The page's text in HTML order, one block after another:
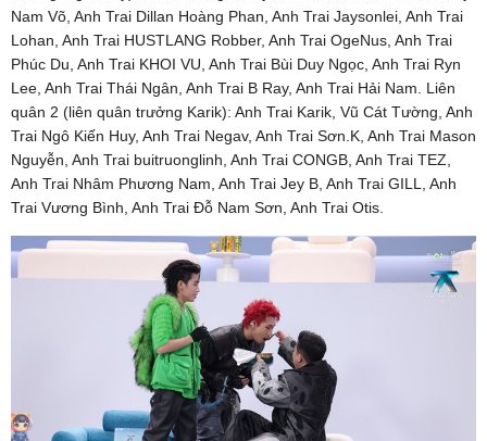
Nam Võ, Anh Trai Dillan Hoàng Phan, Anh Trai Jaysonlei, Anh Trai
Lohan, Anh Trai HUSTLANG Robber, Anh Trai OgeNus, Anh Trai
Phúc Du, Anh Trai KHOI VU, Anh Trai Bùi Duy Ngọc, Anh Trai Ryn
Lee, Anh Trai Thái Ngân, Anh Trai B Ray, Anh Trai Hải Nam. Liên
quân 2 (liên quân trưởng Karik): Anh Trai Karik, Vũ Cát Tường, Anh
Trai Ngô Kiến Huy, Anh Trai Negav, Anh Trai Sơn.K, Anh Trai Mason
Nguyễn, Anh Trai buitruonglinh, Anh Trai CONGB, Anh Trai TEZ,
Anh Trai Nhâm Phương Nam, Anh Trai Jey B, Anh Trai GILL, Anh
Trai Vương Bình, Anh Trai Đỗ Nam Sơn, Anh Trai Otis.